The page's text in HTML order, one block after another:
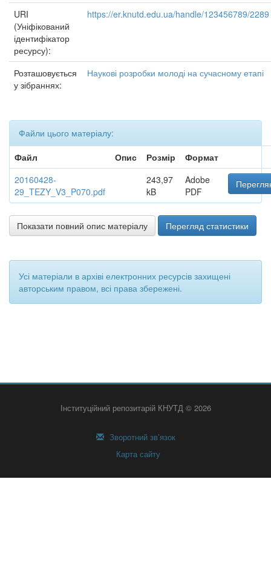
URI
(Уніфікований
ідентифікатор
ресурсу):
https://er.knutd.edu.ua/handle/123456789/2289
Розташовується
у зібраннях:
Наукові розробки молоді на сучасному етапі
Файли цього матеріалу:
Файл
Опис Розмір
Формат
20160428-
29_TEZY_V3_P070.pdf
243,97
kB
Adobe
PDF
Показати повний опис матеріалу Перегляд статистики
Усі матеріали в архіві електронних ресурсів захищені
авторським правом, всі права збережені.
Інституційний репозитарій КНУТД © 2026
Зворотний зв’язок
Карта сайту